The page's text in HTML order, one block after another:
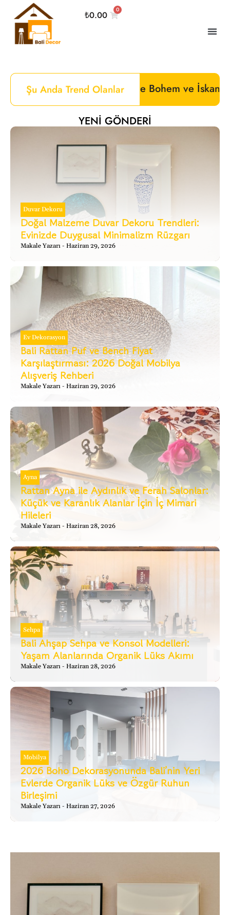
₺0.00 0
Şu Anda Trend Olanlar
Bohem ve İskandinav Mobilyalar:Bali
YENI GÖNDERI
Duvar Dekoru
Doğal Malzeme Duvar Dekoru Trendleri:
Evinizde Duygusal Minimalizm Rüzgarı
Makale Yazarı Haziran 29, 2026
Ev Dekorasyon
Bali Rattan Puf ve Bench Fiyat
Karşılaştırması: 2026 Doğal Mobilya
Alışveriş Rehberi
Makale Yazarı Haziran 29, 2026
Ayna
Rattan Ayna ile Aydınlık ve Ferah Salonlar:
Küçük ve Karanlık Alanlar İçin İç Mimari
Hileleri
Makale Yazarı Haziran 28, 2026
Sehpa
Bali Ahşap Sehpa ve Konsol Modelleri:
Yaşam Alanlarında Organik Lüks Akımı
Makale Yazarı Haziran 28, 2026
Mobilya
2026 Boho Dekorasyonunda Bali’nin Yeri
Evlerde Organik Lüks ve Özgür Ruhun
Birleşimi
Makale Yazarı Haziran 27, 2026